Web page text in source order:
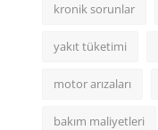
kronik sorunlar
yakıt tüketimi
motor arızaları
bakım maliyetleri